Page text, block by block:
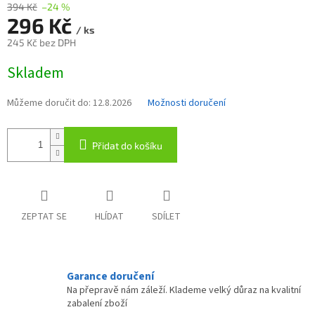
394 Kč –24 %
296 Kč / ks
245 Kč bez DPH
cena:
Skladem
Můžeme doručit do: 12.8.2026 Možnosti doručení
Přidat do košíku
ZEPTAT SE HLÍDAT SDÍLET
Garance doručení
Na přepravě nám záleží. Klademe velký důraz na kvalitní
zabalení zboží